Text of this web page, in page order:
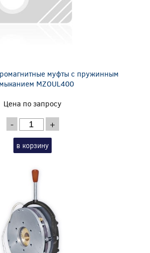
муфты с пружинным
MZOUL400
Цена по запросу
- +
в корзину